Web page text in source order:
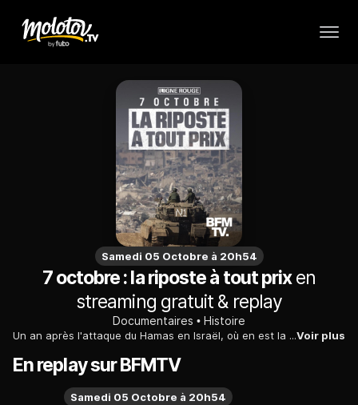
Samedi 05 Octobre à 20h54
7 octobre : la riposte à tout prixen
streaming gratuit & replay
Documentaires Histoire
Un an après l'attaque du Hamas en Israël, où en est la riposte de Tsahal à Gaza ? Alors que l'accès à l'enclave palestinienne est interdit aux journalistes étrangers, des caméramen locaux ont accepté de filmer pour nous en pleine zone de guerre. Des images et des témoignages rares pour documenter les opérations militaires de l'armée israélienne.Voir plus
En replay sur BFMTV
Samedi 05 Octobre à 20h54